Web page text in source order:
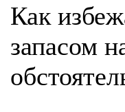
Как
запасом